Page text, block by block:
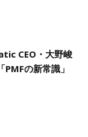
CEO・大野峻
の新常識」